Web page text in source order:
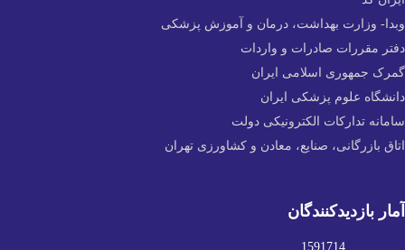
وبدا- وزارت بهداشت، درمان و آموزش پزشکی
دفتر مقررات صادرات و واردات
گمرک جمهوری اسلامی ایران
دانشگاه علوم پزشکی ایران
سامانه تدارکات الکترونیکی دولت
اتاق بازرگانی، صنایع، معادن و کشاورزی تهران
آمار بازدیدکنندگان
1591714